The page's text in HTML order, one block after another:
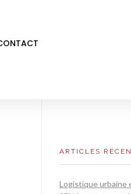
ARTICLES
Logistique urbaine